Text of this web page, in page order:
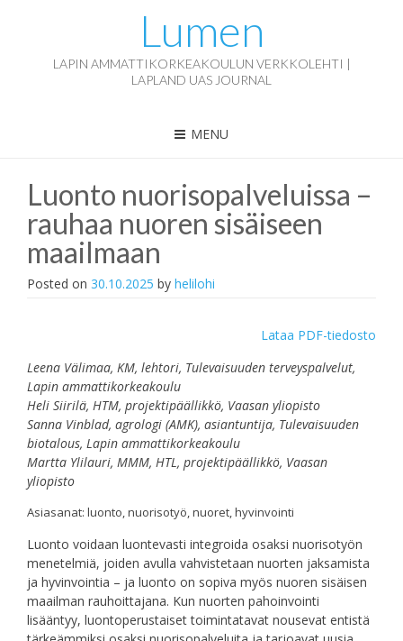
Lumen
LAPIN AMMATTIKORKEAKOULUN VERKKOLEHTI |
LAPLAND UAS JOURNAL
MENU
Luonto nuorisopalveluissa –
rauhaa nuoren sisäiseen
maailmaan
Posted on 30.10.2025 by helilohi
Lataa PDF-tiedosto
Leena Välimaa, KM, lehtori, Tulevaisuuden terveyspalvelut,
Lapin ammattikorkeakoulu
Heli Siirilä, HTM, projektipäällikkö, Vaasan yliopisto
Sanna Vinblad, agrologi (AMK), asiantuntija, Tulevaisuuden
biotalous, Lapin ammattikorkeakoulu
Martta Ylilauri, MMM, HTL, projektipäällikkö, Vaasan
yliopisto
Asiasanat: luonto, nuorisotyö, nuoret, hyvinvointi
Luonto voidaan luontevasti integroida osaksi nuorisotyön
menetelmiä, joiden avulla vahvistetaan nuorten jaksamista
ja hyvinvointia – ja luonto on sopiva myös nuoren sisäisen
maailman rauhoittajana. Kun nuorten pahoinvointi
lisääntyy, luontoperustaiset toimintatavat nousevat entistä